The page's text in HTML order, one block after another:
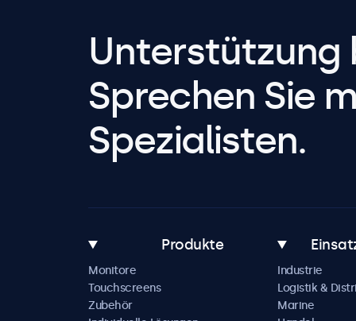
Unterstützung
Sprechen Sie
Spezialisten.
Produkte
Monitore
Touchscreens
Zubehör
Industrie
Logistik &
Marine